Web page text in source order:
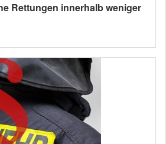
Rettungen innerhalb weniger